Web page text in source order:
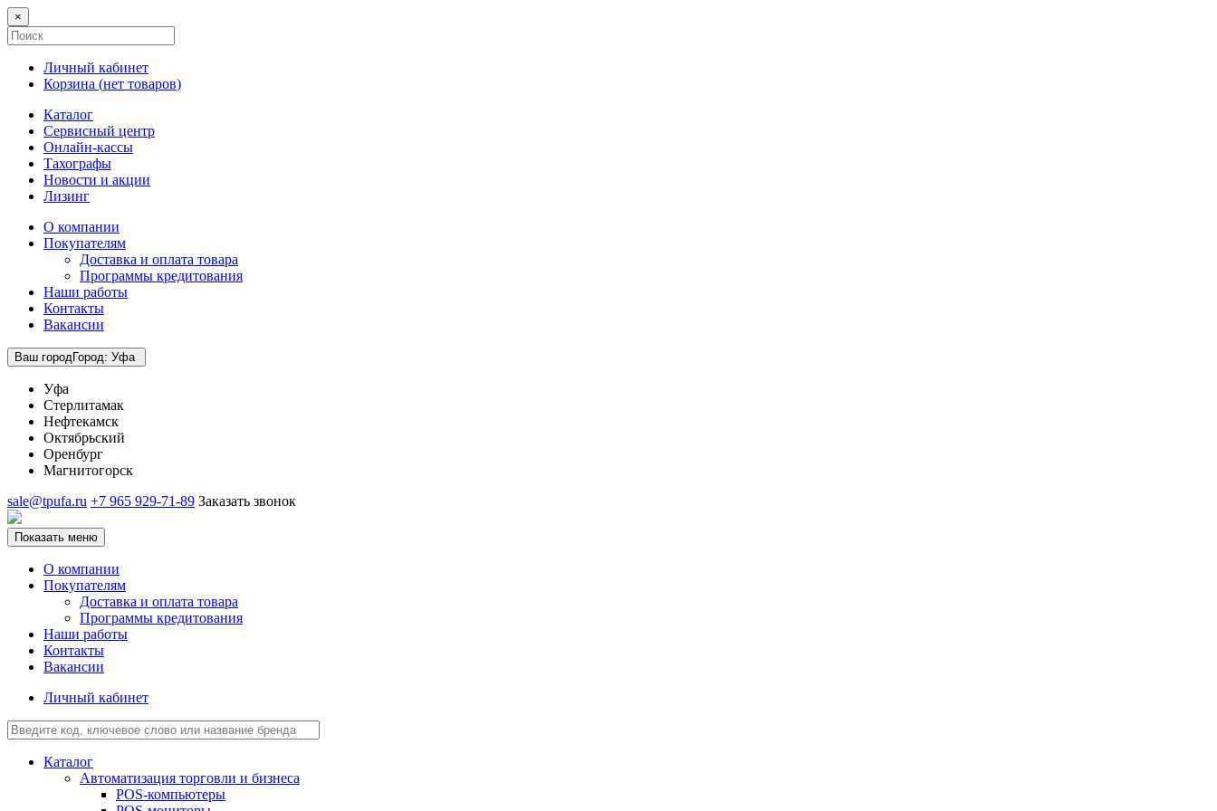
×
Личный кабинет
Корзина (нет товаров)
Каталог
Сервисный центр
Онлайн-кассы
Тахографы
Новости и акции
Лизинг
О компании
Покупателям
Доставка и оплата товара
Программы кредитования
Наши работы
Контакты
Вакансии
Ваш городГород: Уфа
Уфа
Стерлитамак
Нефтекамск
Октябрьский
Оренбург
Магнитогорск
sale@tpufa.ru +7 965 929-71-89 Заказать звонок
Показать меню
О компании
Покупателям
Доставка и оплата товара
Программы кредитования
Наши работы
Контакты
Вакансии
Личный кабинет
Каталог
Автоматизация торговли и бизнеса
POS-компьютеры